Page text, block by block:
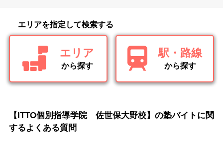
エリアを指定して検索する
エリア
から探す
駅・路線
から探す
【ITTO個別指導学院 佐世保大野校】の塾バイトに関
するよくある質問